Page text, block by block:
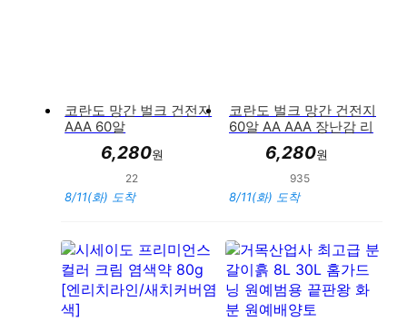
코란도 망간 벌크 건전지
AAA 60알
6,280원
22
8/11(화) 도착
코란도 벌크 망간 건전지
60알 AA AAA 장난감 리
6,280원
935
8/11(화) 도착